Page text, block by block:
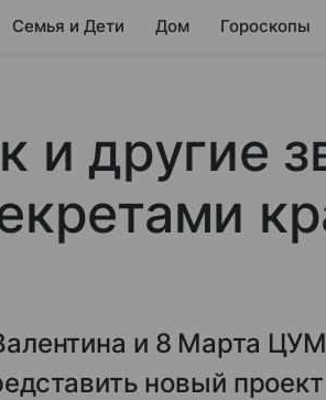
Семья и Дети Дом Гороскопы
и другие
и 8 Марта
новый